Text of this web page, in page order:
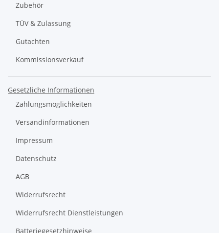
Zubehör
TÜV & Zulassung
Gutachten
Kommissionsverkauf
Gesetzliche Informationen
Zahlungsmöglichkeiten
Versandinformationen
Impressum
Datenschutz
AGB
Widerrufsrecht
Widerrufsrecht Dienstleistungen
Batteriegesetzhinweise